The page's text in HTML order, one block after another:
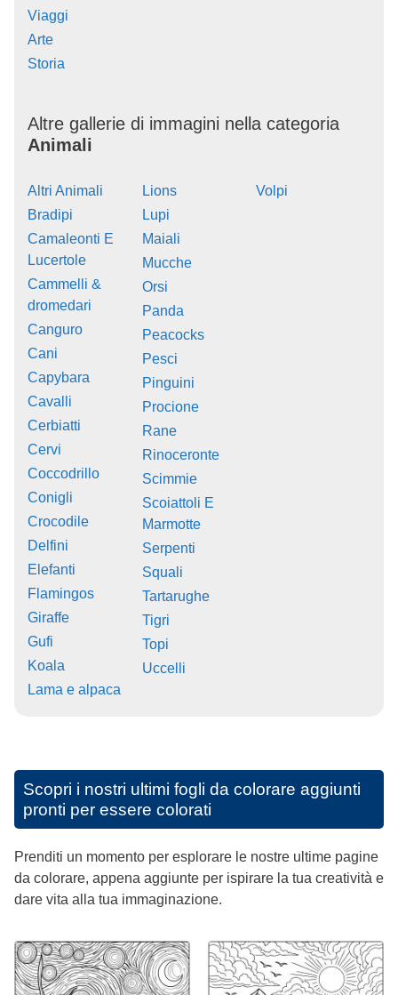
Viaggi
Arte
Storia
Altre gallerie di immagini nella categoria
Animali
Altri Animali
Bradipi
Camaleonti E
Lucertole
Cammelli &
dromedari
Canguro
Cani
Capybara
Cavalli
Cerbiatti
Cervi
Coccodrillo
Conigli
Crocodile
Delfini
Elefanti
Flamingos
Giraffe
Gufi
Koala
Lama e alpaca
Lions
Lupi
Maiali
Mucche
Orsi
Panda
Peacocks
Pesci
Pinguini
Procione
Rane
Rinoceronte
Scimmie
Scoiattoli E
Marmotte
Serpenti
Squali
Tartarughe
Tigri
Topi
Uccelli
Volpi
Scopri i nostri ultimi fogli da colorare aggiunti
pronti per essere colorati
Prenditi un momento per esplorare le nostre ultime pagine
da colorare, appena aggiunte per ispirare la tua creatività e
dare vita alla tua immaginazione.